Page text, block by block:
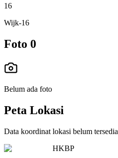
16
Wijk-16
Foto 0
Belum ada foto
Peta Lokasi
Data koordinat lokasi belum tersedia
HKBP